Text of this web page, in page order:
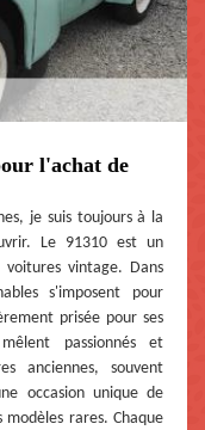
l'achat de
je suis toujours à la
Le 91310 est un
vintage. Dans
s'imposent pour
prisée pour ses
passionnés et
anciennes, souvent
occasion unique de
rares. Chaque